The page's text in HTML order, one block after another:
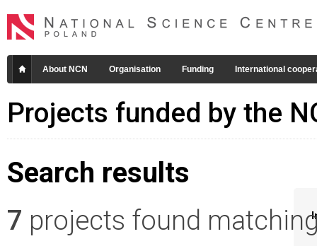
About NCN Organisation Funding International
Projects funded by the
Search results
7 projects found